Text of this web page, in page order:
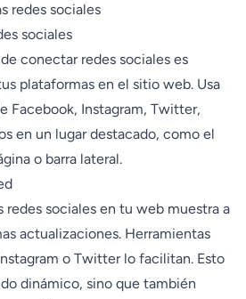
redes sociales
sociales
conectar redes sociales es
plataformas en el sitio web. Usa
Facebook, Instagram, Twitter,
en un lugar destacado, como el
o barra lateral.
redes sociales en tu web muestra a
actualizaciones. Herramientas
o Twitter lo facilitan. Esto
dinámico, sino que también